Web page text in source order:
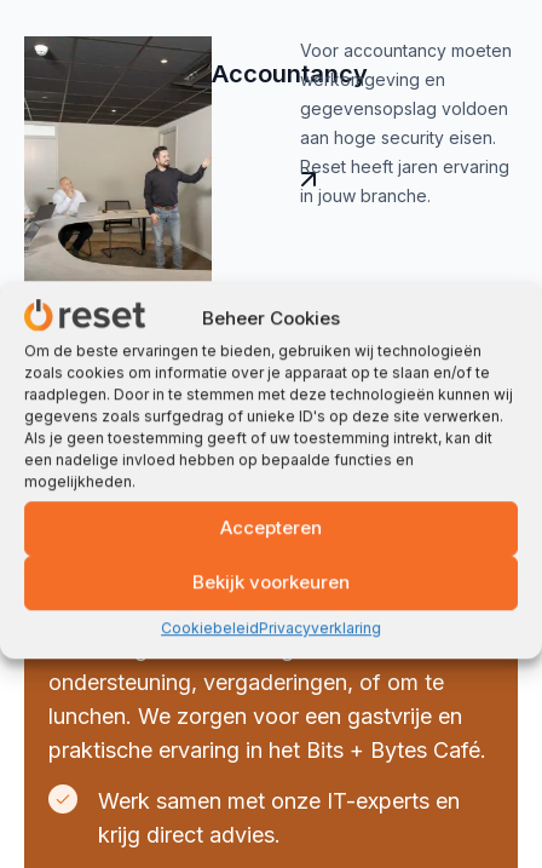
Beheer Cookies
Om de beste ervaringen te bieden, gebruiken wij technologieën
zoals cookies om informatie over je apparaat op te slaan en/of te
raadplegen. Door in te stemmen met deze technologieën kunnen wij
gegevens zoals surfgedrag of unieke ID's op deze site verwerken.
Als je geen toestemming geeft of uw toestemming intrekt, kan dit
een nadelige invloed hebben op bepaalde functies en
mogelijkheden.
Accepteren
Bekijk voorkeuren
CookiebeleidPrivacyverklaring
Accountancy
Voor accountancy moeten
werkomgeving en
gegevensopslag voldoen
aan hoge security eisen.
Reset heeft jaren ervaring
in jouw branche.
Samen werken in ons
werkcafé
Bij Reset kun je meer doen dan alleen je IT-
ondersteuning, vergaderingen, of om te
lunchen. We zorgen voor een gastvrije en
praktische ervaring in het Bits + Bytes Café.
Werk samen met onze IT-experts en
krijg direct advies.